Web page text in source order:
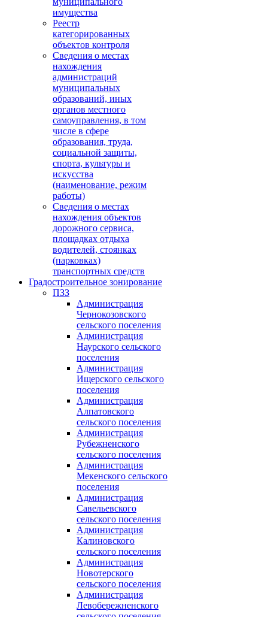
имущества
Реестр
категорированных
объектов контроля
Сведения о местах
нахождения
администраций
муниципальных
образований, иных
органов местного
самоуправления, в том
числе в сфере
образования, труда,
социальной защиты,
спорта, культуры и
искусства
(наименование, режим
работы)
Сведения о местах
нахождения объектов
дорожного сервиса,
площадках отдыха
водителей, стоянках
(парковках)
транспортных средств
Градостроительное зонирование
ПЗЗ
Администрация
Чернокозовского
сельского поселения
Администрация
Наурского сельского
поселения
Администрация
Ищерского сельского
поселения
Администрация
Алпатовского
сельского поселения
Администрация
Рубежненского
сельского поселения
Администрация
Мекенского сельского
поселения
Администрация
Савельевского
сельского поселения
Администрация
Калиновского
сельского поселения
Администрация
Новотерского
сельского поселения
Администрация
Левобережненского